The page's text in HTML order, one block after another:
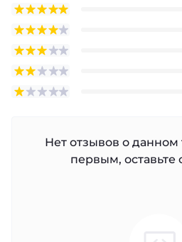
Нет отзывов о данном
первым, оставьте